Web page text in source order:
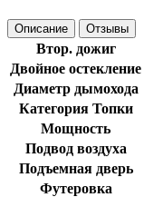
Описание Отзывы
Втор. дожиг
Двойное остекление
Диаметр дымохода
Категория Топки
Мощность
Подвод воздуха
Подъемная дверь
Футеровка